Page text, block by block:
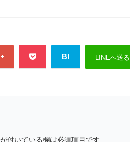
B! LINEへ送る
が付いている欄は必須項目です